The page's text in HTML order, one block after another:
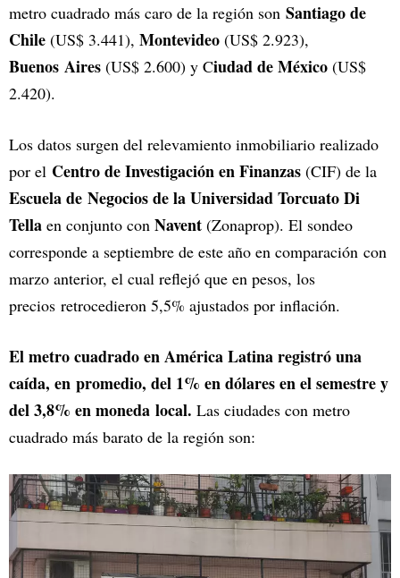
metro cuadrado más caro de la región son Santiago de
Chile (US$ 3.441), Montevideo (US$ 2.923),
Buenos Aires (US$ 2.600) y Ciudad de México (US$
2.420).
Los datos surgen del relevamiento inmobiliario realizado
por el Centro de Investigación en Finanzas (CIF) de la
Escuela de Negocios de la Universidad Torcuato Di
Tella en conjunto con Navent (Zonaprop). El sondeo
corresponde a septiembre de este año en comparación con
marzo anterior, el cual reflejó que en pesos, los
precios retrocedieron 5,5% ajustados por inflación.
El metro cuadrado en América Latina registró una
caída, en promedio, del 1% en dólares en el semestre y
del 3,8% en moneda local. Las ciudades con metro
cuadrado más barato de la región son: